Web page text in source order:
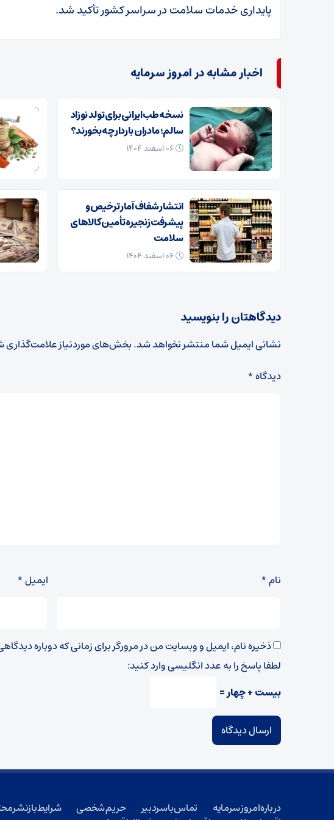
پایداری خدمات سلامت در سراسر کشور تأکید شد.
اخبار مشابه در امروز سرمایه
نسخه طب ایرانی برای تولد نوزاد
سالم؛ مادران باردار چه بخورند؟
انتشار شفاف آمار ترخیص و
پیشرفت زنجیره تأمین کالاهای
سلامت
دیدگاهتان را بنویسید
نشانی ایمیل شما منتشر نخواهد شد.بخش‌های موردنیاز علامت‌گذاری
دیدگاه*
نام* ایمیل*
ذخیره نام، ایمیل و وبسایت من در مرورگر برای زمانی که دوباره
لطفا پاسخ را به عدد انگلیسی وارد کنید:
بیست + چهار =
درباره امروز سرمایه تماس با سردبیر حریم شخصی شرایط بازنشر